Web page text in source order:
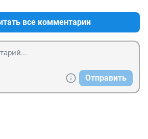
все комментарии
Отправить